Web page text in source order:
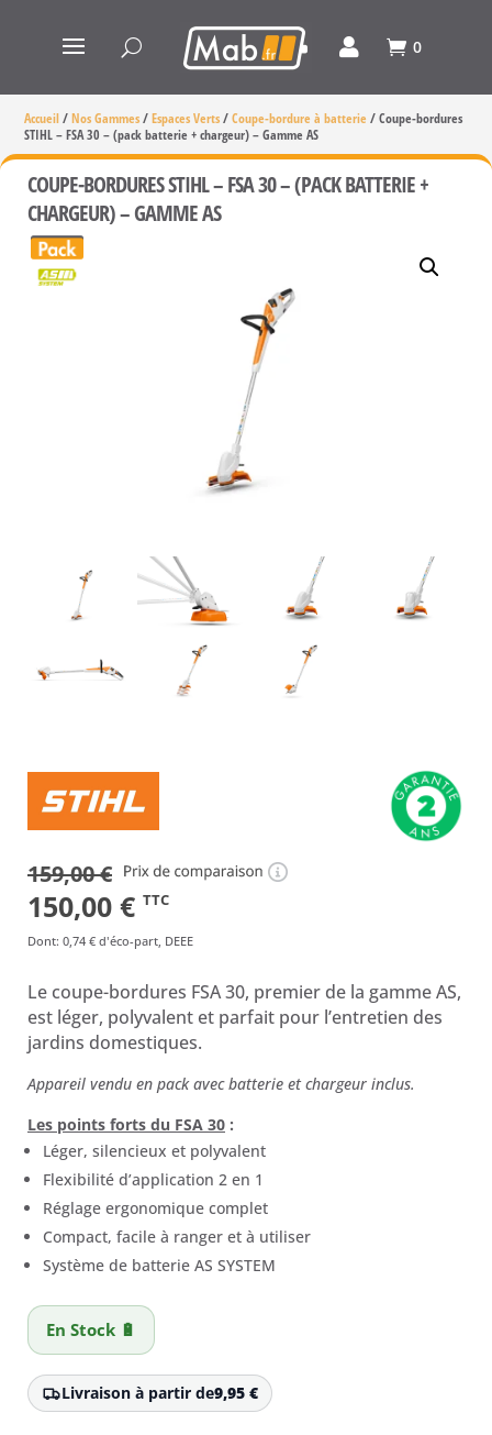
0
Accueil/Nos Gammes/Espaces Verts/Coupe-bordure à batterie /Coupe-bordures
STIHL – FSA 30 – (pack batterie + chargeur) – Gamme AS
COUPE-BORDURES STIHL – FSA 30 – (PACK BATTERIE +
CHARGEUR) – GAMME AS
159,00€
Le
prix
était :
159,00 €.
150,00 €Le
prix
actuel
est :
150,00 €.
TTC
Dont: 0,74 € d'éco-part, DEEE
Le coupe-bordures FSA 30, premier de la gamme AS,
est léger, polyvalent et parfait pour l’entretien des
jardins domestiques.
Appareil vendu en pack avec batterie et chargeur inclus.
Les points forts du FSA 30 :
Léger, silencieux et polyvalent
Flexibilité d’application 2 en 1
Réglage ergonomique complet
Compact, facile à ranger et à utiliser
Système de batterie AS SYSTEM
En Stock 🔋
Livraison à partir de9,95 €